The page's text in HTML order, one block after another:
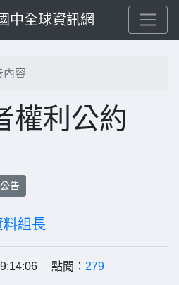
中全球資訊網
內容
權利公約
告
料組長
點閱： 279